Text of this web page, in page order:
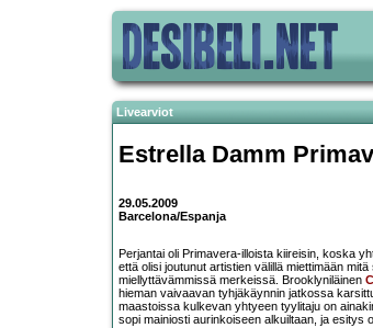
Livearviot
Estrella Damm
29.05.2009
Barcelona/Espanja
Perjantai oli Primavera-illoista kiireisin, koska
että olisi joutunut artistien välillä miettimään
miellyttävämmissä merkeissä. Brooklyniläinen
hieman vaivaavan tyhjäkäynnin jatkossa
maastoissa kulkevan yhtyeen tyylitaju on
sopi mainiosti aurinkoiseen alkuiltaan, ja esitys